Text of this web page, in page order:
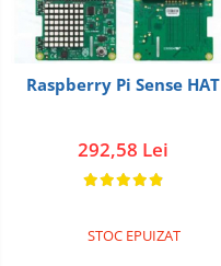
Raspberry Pi Sense HAT
292,58 Lei
STOC EPUIZAT